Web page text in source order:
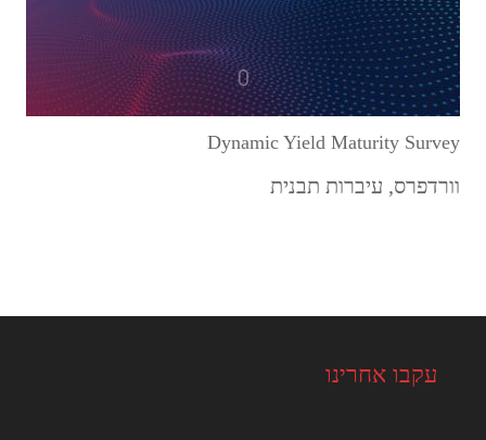
Dynamic Yield Maturity Survey
וורדפרס, עיברות תבנית
עקבו אחרינו